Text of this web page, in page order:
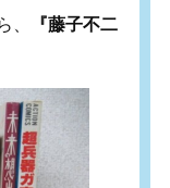
、
『藤子不二